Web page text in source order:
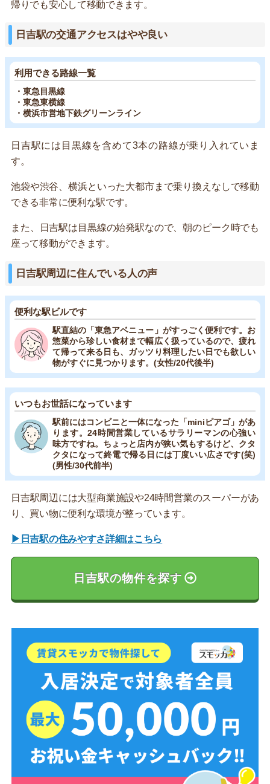
帰りでも安心して移動できます。
日吉駅の交通アクセスはやや良い
利用できる路線一覧
・東急目黒線
・東急東横線
・横浜市営地下鉄グリーンライン
日吉駅には目黒線を含めて3本の路線が乗り入れていま
す。
池袋や渋谷、横浜といった大都市まで乗り換えなしで移動
できる非常に便利な駅です。
また、日吉駅は目黒線の始発駅なので、朝のピーク時でも
座って移動ができます。
日吉駅周辺に住んでいる人の声
便利な駅ビルです
駅直結の「東急アベニュー」がすっごく便利です。お
惣菜から珍しい食材まで幅広く扱っているので、疲れ
て帰って来る日も、ガッツり料理したい日でも欲しい
物がすぐに見つかります。(女性/20代後半)
いつもお世話になっています
駅前にはコンビニと一体になった「miniピアゴ」があ
ります。24時間営業しているサラリーマンの心強い
味方ですね。ちょっと店内が狭い気もするけど、クタ
クタになって終電で帰る日には丁度いい広さです(笑)
(男性/30代前半)
日吉駅周辺には大型商業施設や24時間営業のスーパーがあ
り、買い物に便利な環境が整っています。
▶日吉駅の住みやすさ詳細はこちら
日吉駅の物件を探す